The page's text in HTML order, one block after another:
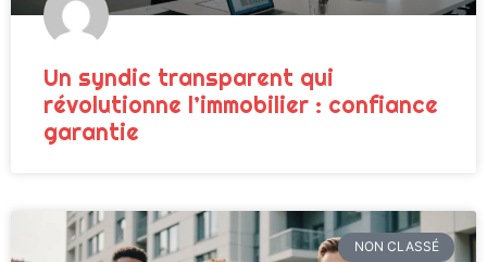
Un syndic transparent qui
révolutionne l’immobilier : confiance
garantie
NON CLASSÉ